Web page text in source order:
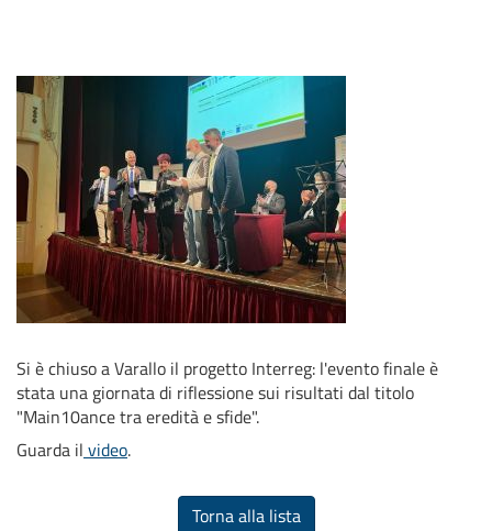
Si è chiuso a Varallo il progetto Interreg: l'evento finale è
stata una giornata di riflessione sui risultati dal titolo
"Main10ance tra eredità e sfide".
Guarda il video.
Torna alla lista